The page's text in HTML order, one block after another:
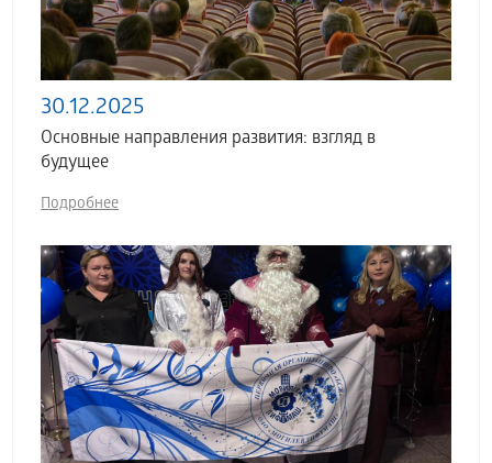
30.12.2025
Основные направления развития: взгляд в
будущее
Подробнее